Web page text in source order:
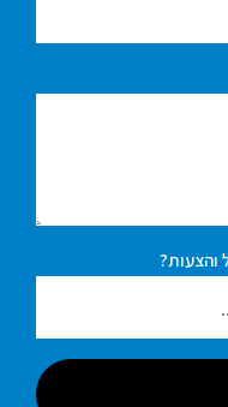
והצעות?